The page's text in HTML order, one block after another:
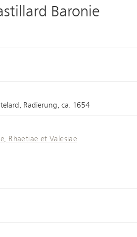
Baronie
Radierung, ca. 1654
Rhaetiae et Valesiae